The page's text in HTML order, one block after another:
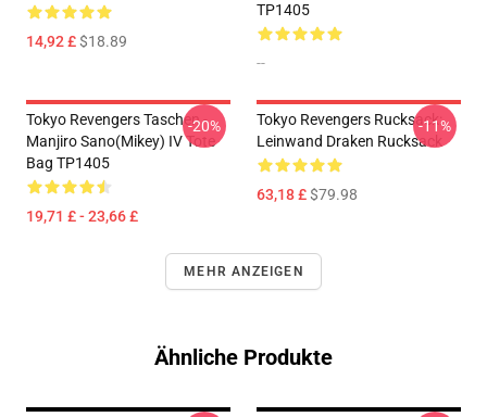
14,92 £$18.89
TP1405
--
Tokyo Revengers Taschen -
Manjiro Sano(Mikey) IV Tote
Bag TP1405
19,71 £ - 23,66 £
-20%
Tokyo Revengers Rucksack:
Leinwand Draken Rucksack
63,18 £$79.98
-11%
MEHR ANZEIGEN
Ähnliche Produkte